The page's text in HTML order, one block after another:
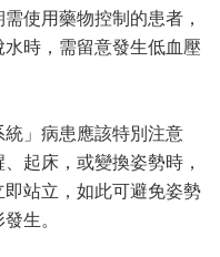
使用藥物控制的患者，
時，需留意發生低血壓
統」病患應該特別注意
起床，或變換姿勢時，
站立，如此可避免姿勢
生。